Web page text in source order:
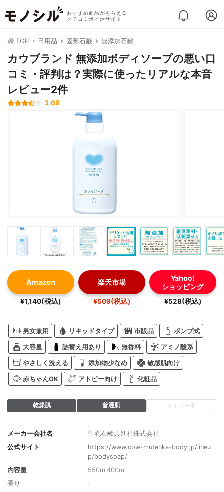
おすすめ商品がもらえる
クチコミポイ活サイト
TOP 日用品 固形石鹸 無添加石鹸
カウブランド 無添加ボディソープの悪い口
コミ・評判は？実際に使ったリアルな本音
レビュー2件
3.68
Amazon
¥1,140(税込)
楽天市場
¥509(税込)
Yahoo!
ショッピング
¥528(税込)
男女兼用 リキッドタイプ 市販品 ポンプ式
大容量 詰替え用あり 無香料 アミノ酸系
やさしく洗える 添加物少なめ 敏感肌向け
赤ちゃんOK アトピー向け 化粧品
乾燥肌 普通肌 オイリー肌
メーカー会社名
牛乳石鹸共進社株式会社
公式サイト
https://www.cow-mutenka-body.jp/lineu
p/bodysoap/
内容量
550ml400ml
香り
-